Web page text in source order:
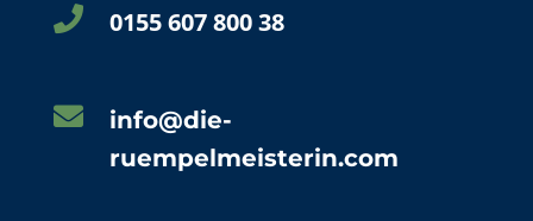
 0155 607 800 38

info@die-
ruempelmeisterin.com